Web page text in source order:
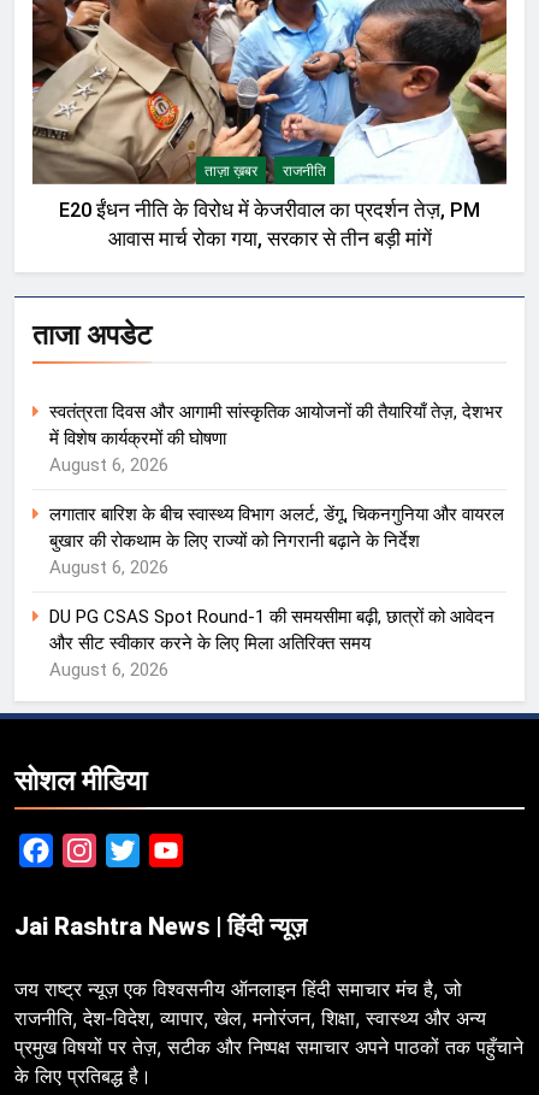
ताज़ा ख़बर राजनीति
E20 ईंधन नीति के विरोध में केजरीवाल का प्रदर्शन तेज़, PM
आवास मार्च रोका गया, सरकार से तीन बड़ी मांगें
ताजा अपडेट
स्वतंत्रता दिवस और आगामी सांस्कृतिक आयोजनों की तैयारियाँ तेज़, देशभर
में विशेष कार्यक्रमों की घोषणा
August 6, 2026
लगातार बारिश के बीच स्वास्थ्य विभाग अलर्ट, डेंगू, चिकनगुनिया और वायरल
बुखार की रोकथाम के लिए राज्यों को निगरानी बढ़ाने के निर्देश
August 6, 2026
DU PG CSAS Spot Round-1 की समयसीमा बढ़ी, छात्रों को आवेदन
और सीट स्वीकार करने के लिए मिला अतिरिक्त समय
August 6, 2026
सोशल मीडिया
FacebookInstagram
Twitter
Jai Rashtra News | हिंदी न्यूज़
जय राष्ट्र न्यूज़ एक विश्वसनीय ऑनलाइन हिंदी समाचार मंच है, जो
राजनीति, देश-विदेश, व्यापार, खेल, मनोरंजन, शिक्षा, स्वास्थ्य और अन्य
प्रमुख विषयों पर तेज़, सटीक और निष्पक्ष समाचार अपने पाठकों तक पहुँचाने
के लिए प्रतिबद्ध है।